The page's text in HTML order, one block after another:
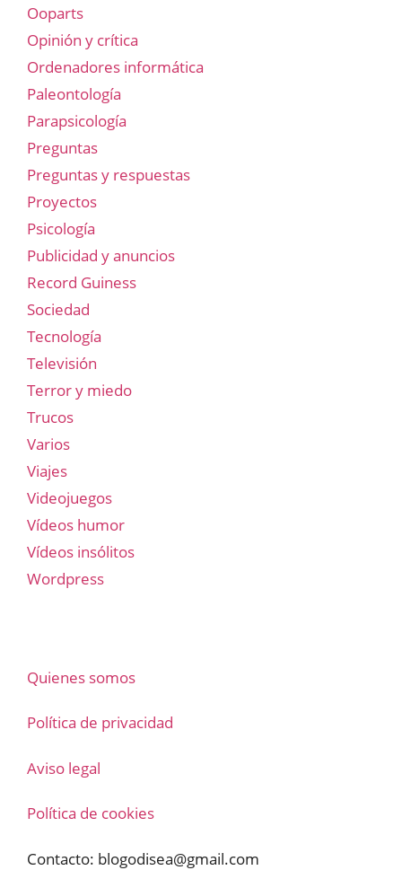
Ooparts
Opinión y crítica
Ordenadores informática
Paleontología
Parapsicología
Preguntas
Preguntas y respuestas
Proyectos
Psicología
Publicidad y anuncios
Record Guiness
Sociedad
Tecnología
Televisión
Terror y miedo
Trucos
Varios
Viajes
Videojuegos
Vídeos humor
Vídeos insólitos
Wordpress
Quienes somos
Política de privacidad
Aviso legal
Política de cookies
Contacto: blogodisea@gmail.com